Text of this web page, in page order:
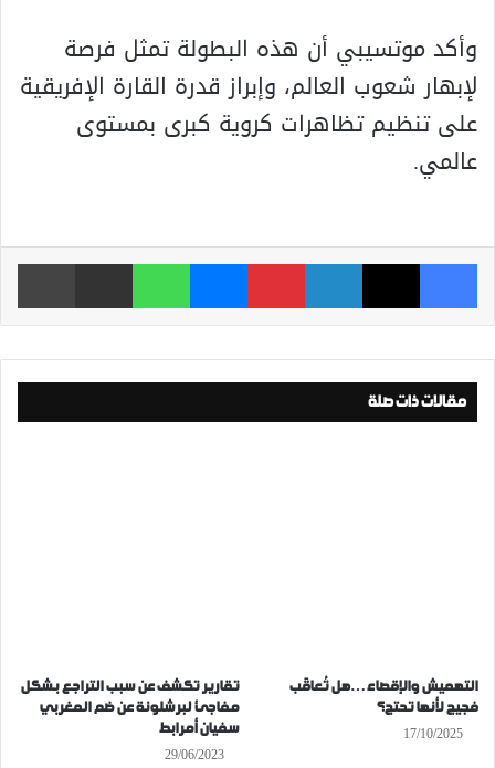
وأكد موتسيبي أن هذه البطولة تمثل فرصة
لإبهار شعوب العالم، وإبراز قدرة القارة الإفريقية
على تنظيم تظاهرات كروية كبرى بمستوى
عالمي.
فيسبوك ‫X لينكدإن بينتيريست ماسنجر واتساب مشاركة عبر البريد
مقالات ذات صلة
التهميش والإقصاء…هل تُعاقَب
فجيج لأنها تحتج؟
17/10/2025
تقارير تكشف عن سبب التراجع بشكل
مفاجئ لبرشلونة عن ضم المغربي
سفيان أمرابط
29/06/2023